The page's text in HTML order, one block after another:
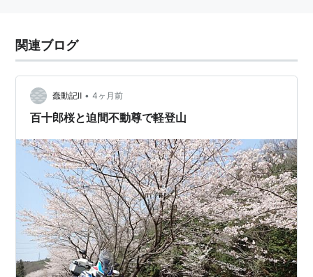
関連ブログ
蠢動記Ⅱ • 4ヶ月前
百十郎桜と迫間不動尊で軽登山